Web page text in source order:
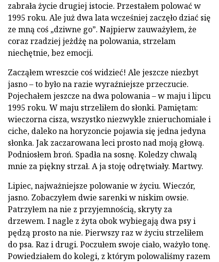
zabrała życie drugiej istocie. Przestałem polować w
1995 roku. Ale już dwa lata wcześniej zaczęło dziać się
ze mną coś „dziwne go”. Najpierw zauważyłem, że
coraz rzadziej jeżdżę na polowania, strzelam
niechętnie, bez emocji.
Zacząłem wreszcie coś widzieć! Ale jeszcze niezbyt
jasno – to było na razie wyraźniejsze przeczucie.
Pojechałem jeszcze na dwa polowania – w maju i lipcu
1995 roku. W maju strzeliłem do słonki. Pamiętam:
wieczorna cisza, wszystko niezwykle znieruchomiałe i
ciche, daleko na horyzoncie pojawia się jedna jedyna
słonka. Jak zaczarowana leci prosto nad moją głową.
Podniosłem broń. Spadła na sosnę. Koledzy chwalą
mnie za piękny strzał. A ja stoję odrętwiały. Martwy.
Lipiec, najważniejsze polowanie w życiu. Wieczór,
jasno. Zobaczyłem dwie sarenki w niskim owsie.
Patrzyłem na nie z przyjemnością, skryty za
drzewem. I nagle z żyta obok wybiegają dwa psy i
pędzą prosto na nie. Pierwszy raz w życiu strzeliłem
do psa. Raz i drugi. Poczułem swoje ciało, ważyło tonę.
Powiedziałem do kolegi, z którym polowaliśmy razem